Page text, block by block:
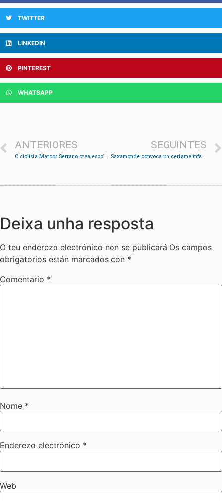
TWITTER
LINKEDIN
PINTEREST
WHATSAPP
ANTERIORES
O ciclista Marcos Serrano crea escola en Redondela
SEGUINTES
Saxamonde convoca un certame infantil e xuvenil de curtametraxes
Deixa unha resposta
O teu enderezo electrónico non se publicará Os campos
obrigatorios están marcados con *
Comentario *
Nome *
Enderezo electrónico *
Web